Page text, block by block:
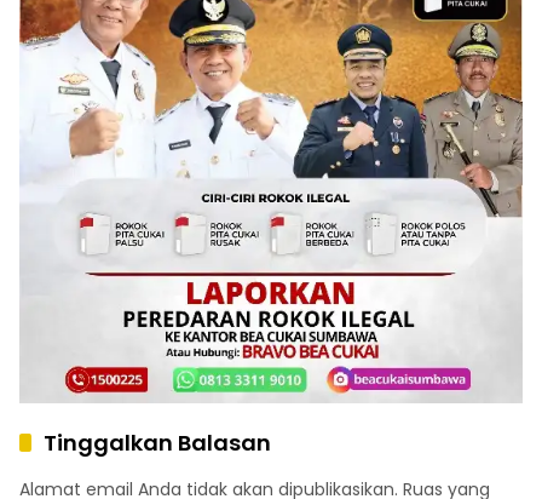
Tinggalkan Balasan
Alamat email Anda tidak akan dipublikasikan. Ruas yang